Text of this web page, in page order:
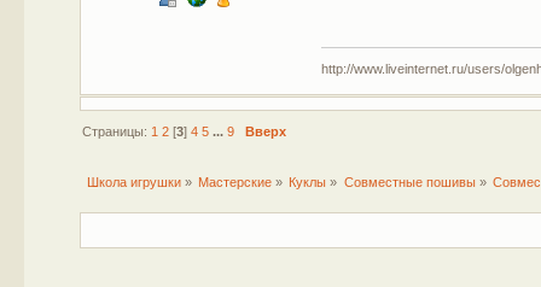
http://www.liveinternet.ru/users/
Страницы: 1 2[3] 4 5 ... 9 Вверх
Школа игрушки» Мастерские » Куклы » Совместные пошивы»